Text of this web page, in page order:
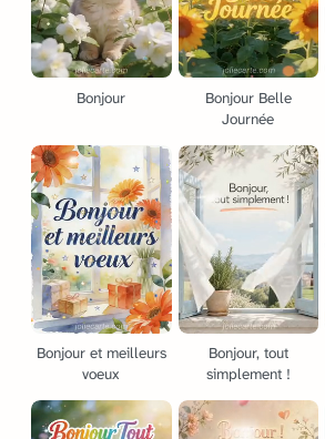
Bonjour
Bonjour Belle
Journée
Bonjour et meilleurs
voeux
Bonjour, tout
simplement !